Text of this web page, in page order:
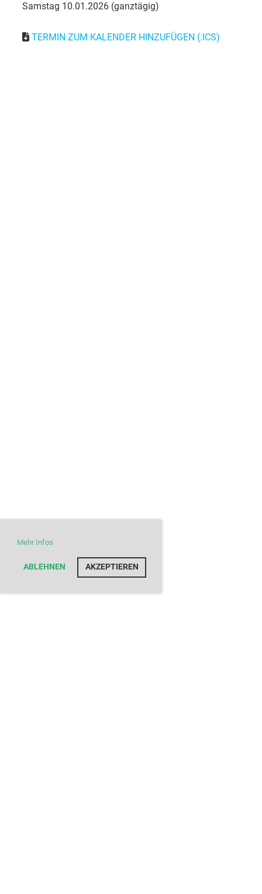
Mehr Infos
ABLEHNEN AKZEPTIEREN
Samstag 10.01.2026 (ganztägig)
TERMIN ZUM KALENDER HINZUFÜGEN (.ICS)